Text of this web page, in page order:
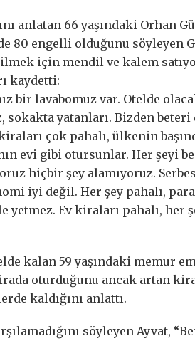
anlatan 66 yaşındaki Orhan
80 engelli olduğunu söyleyen
için mendil ve kalem
kaydetti:
bir lavabomuz var. Otelde
yatanları. Bizden beteri
çok pahalı, ülkenin
evi gibi otursunlar. Her şeyi
hiçbir şey alamıyoruz.
iyi değil. Her şey pahalı,
Ev kiraları pahalı, her
kalan 59 yaşındaki memur
oturduğunu ancak artan
kaldığını anlattı.
söyleyen Ayvat,